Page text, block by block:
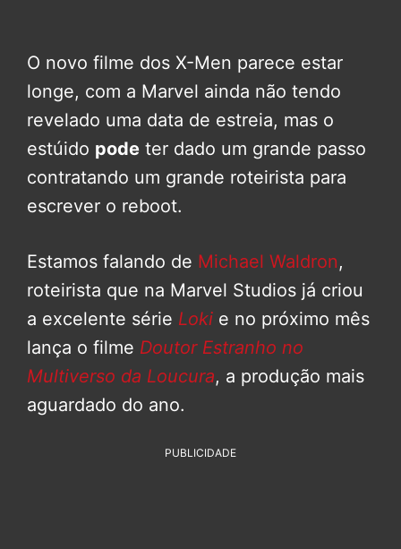
O novo filme dos X-Men parece estar
longe, com a Marvel ainda não tendo
revelado uma data de estreia, mas o
estúido pode ter dado um grande passo
contratando um grande roteirista para
escrever o reboot.
Estamos falando de Michael Waldron,
roteirista que na Marvel Studios já criou
a excelente série Loki e no próximo mês
lança o filme Doutor Estranho no
Multiverso da Loucura, a produção mais
aguardado do ano.
PUBLICIDADE